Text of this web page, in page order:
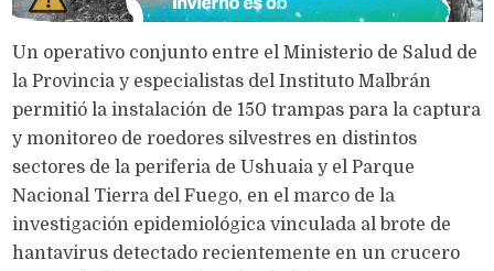
Un operativo conjunto entre el Ministerio de Salud de
la Provincia y especialistas del Instituto Malbrán
permitió la instalación de 150 trampas para la captura
y monitoreo de roedores silvestres en distintos
sectores de la periferia de Ushuaia y el Parque
Nacional Tierra del Fuego, en el marco de la
investigación epidemiológica vinculada al brote de
hantavirus detectado recientemente en un crucero